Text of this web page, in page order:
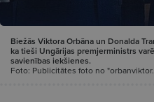
Biežās Viktora Orbāna un Donalda
ka tieši Ungārijas premjerministrs
savienības iekšienes.
Foto: Publicitātes foto no